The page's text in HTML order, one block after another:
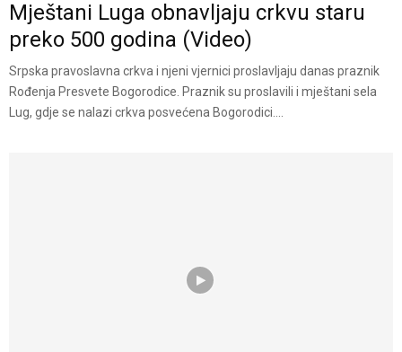
Mještani Luga obnavljaju crkvu staru
preko 500 godina (Video)
Srpska pravoslavna crkva i njeni vjernici proslavljaju danas praznik
Rođenja Presvete Bogorodice. Praznik su proslavili i mještani sela
Lug, gdje se nalazi crkva posvećena Bogorodici....